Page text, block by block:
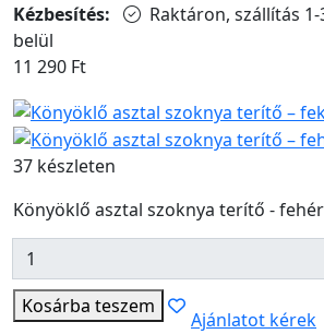
Kézbesítés:
Raktáron, szállítás
belül
11 290 Ft
37 készleten
Könyöklő asztal szoknya terítő -
Kosárba teszem
Ajánlatot kérek